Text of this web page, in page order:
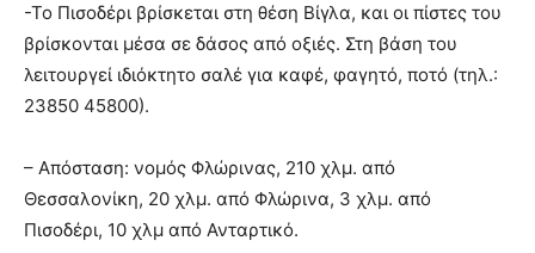
-Το Πισοδέρι βρίσκεται στη θέση Βίγλα, και οι πίστες του
βρίσκονται μέσα σε δάσος από οξιές. Στη βάση του
λειτουργεί ιδιόκτητο σαλέ για καφέ, φαγητό, ποτό (τηλ.:
23850 45800).
– Απόσταση: νομός Φλώρινας, 210 χλμ. από
Θεσσαλονίκη, 20 χλμ. από Φλώρινα, 3 χλμ. από
Πισοδέρι, 10 χλμ από Ανταρτικό.